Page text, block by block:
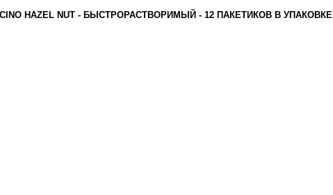
HAZEL NUT - БЫСТРОРАСТВОРИМЫЙ - 12 ПАКЕТИКОВ В